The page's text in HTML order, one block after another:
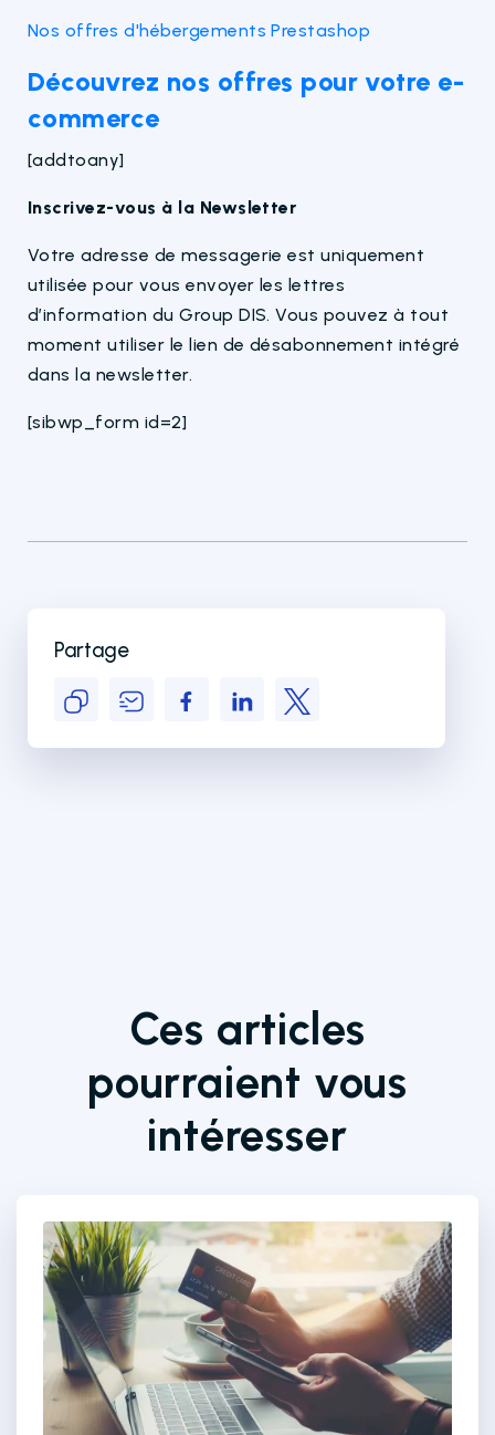
Nos offres d'hébergements Prestashop
Découvrez nos offres pour votre e-
commerce
[addtoany]
Inscrivez-vous à la Newsletter
Votre adresse de messagerie est uniquement
utilisée pour vous envoyer les lettres
d’information du Group DIS. Vous pouvez à tout
moment utiliser le lien de désabonnement intégré
dans la newsletter.
[sibwp_form id=2]
Partage
Ces articles
pourraient vous
intéresser